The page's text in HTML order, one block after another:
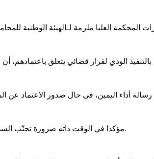
مؤكدا في الوقت ذاته ضرورة تجنّب السجالات الجانبية لما لها من انعكاسات سلبية على وحدة المحامين.